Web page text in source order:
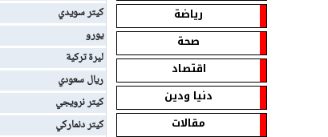
رياضة
صحة
اقتصاد
دنيا ودين
مقالات
كيتر سويدي
يورو
ليرة تركية
ريال سعودي
كيتر نرويجي
كيتر دنماركي